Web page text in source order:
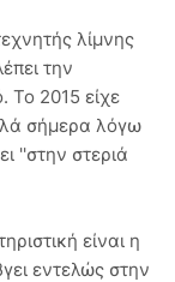
λίμνης
την
Το 2015 είχε
σήμερα λόγω
''στην στεριά
είναι η
εντελώς στην